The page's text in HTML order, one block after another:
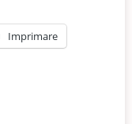
Imprimare